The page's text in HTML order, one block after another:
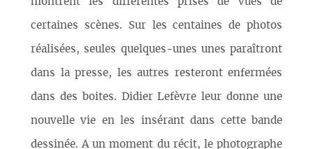
certaines scènes. Sur les centaines de photos
réalisées, seules quelques-unes unes paraîtront
dans la presse, les autres resteront enfermées
dans des boites. Didier Lefèvre leur donne une
nouvelle vie en les insérant dans cette bande
dessinée. A un moment du récit, le photographe